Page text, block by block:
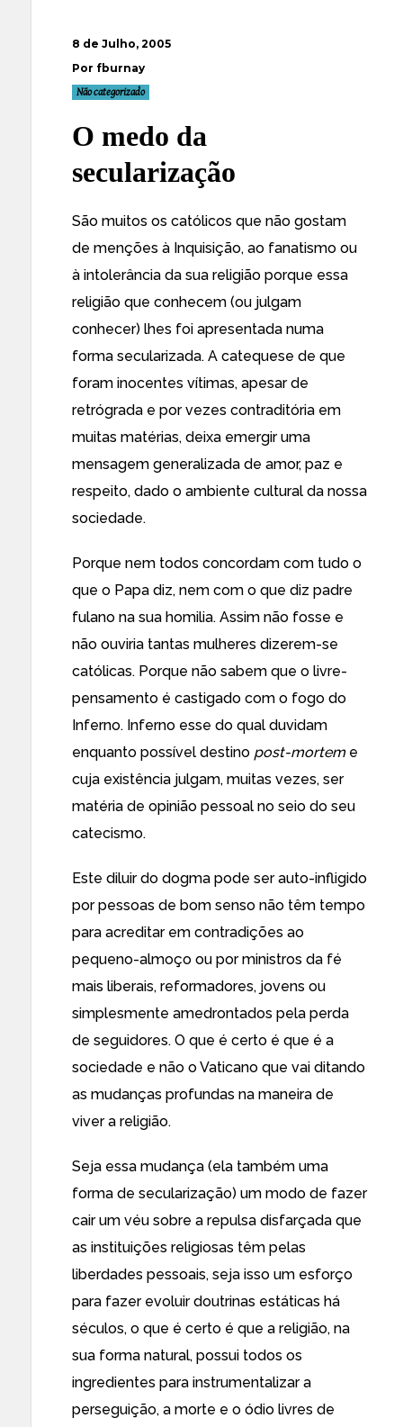
8 de Julho, 2005
Por fburnay
Não categorizado
O medo da
secularização
São muitos os católicos que não gostam
de menções à Inquisição, ao fanatismo ou
à intolerância da sua religião porque essa
religião que conhecem (ou julgam
conhecer) lhes foi apresentada numa
forma secularizada. A catequese de que
foram inocentes vítimas, apesar de
retrógrada e por vezes contraditória em
muitas matérias, deixa emergir uma
mensagem generalizada de amor, paz e
respeito, dado o ambiente cultural da nossa
sociedade.
Porque nem todos concordam com tudo o
que o Papa diz, nem com o que diz padre
fulano na sua homilia. Assim não fosse e
não ouviria tantas mulheres dizerem-se
católicas. Porque não sabem que o livre-
pensamento é castigado com o fogo do
Inferno. Inferno esse do qual duvidam
enquanto possível destino post-morteme
cuja existência julgam, muitas vezes, ser
matéria de opinião pessoal no seio do seu
catecismo.
Este diluir do dogma pode ser auto-infligido
por pessoas de bom senso não têm tempo
para acreditar em contradições ao
pequeno-almoço ou por ministros da fé
mais liberais, reformadores, jovens ou
simplesmente amedrontados pela perda
de seguidores. O que é certo é que é a
sociedade e não o Vaticano que vai ditando
as mudanças profundas na maneira de
viver a religião.
Seja essa mudança (ela também uma
forma de secularização) um modo de fazer
cair um véu sobre a repulsa disfarçada que
as instituições religiosas têm pelas
liberdades pessoais, seja isso um esforço
para fazer evoluir doutrinas estáticas há
séculos, o que é certo é que a religião, na
sua forma natural, possui todos os
ingredientes para instrumentalizar a
perseguição, a morte e o ódio livres de